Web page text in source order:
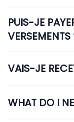
PUIS-JE
VERSEMENTS
VAIS-JE
WHAT DO I